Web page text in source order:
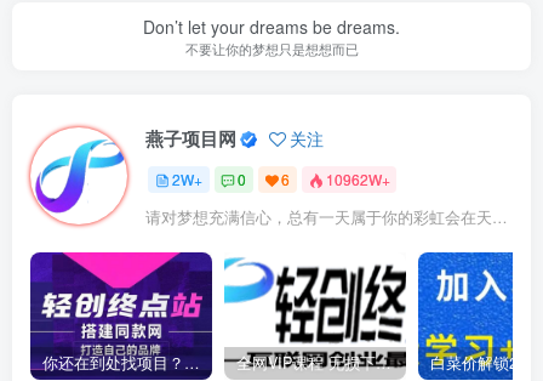
Don’t let your dreams be dreams.
不要让你的梦想只是想想而已
燕子项目网 关注
2W+ 0 6 10962W+
请对梦想充满信心，总有一天属于你的彩虹会在天空微笑
你还在到处找项目？还在当韭菜？我靠卖项目一个月收入5万+，曾经我也是个失败者。 全网VIP课程 无损下载~